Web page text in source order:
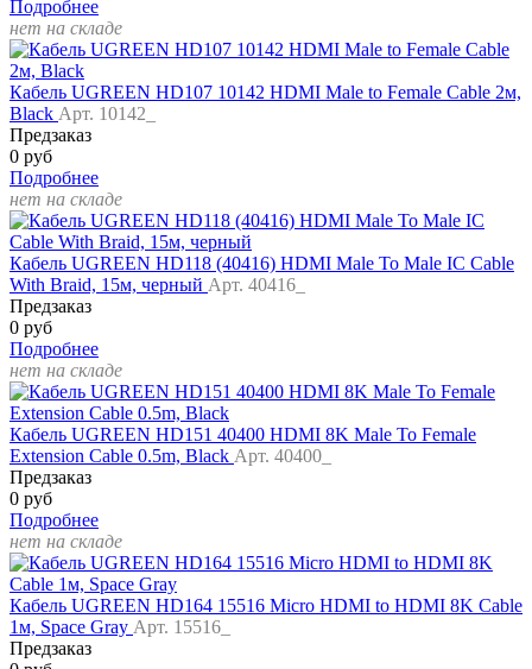
Подробнее
нет на складе
Кабель UGREEN HD107 10142 HDMI Male to Female Cable 2м,
Black Арт. 10142_
Предзаказ
0 руб
Подробнее
нет на складе
Кабель UGREEN HD118 (40416) HDMI Male To Male IC Cable
With Braid, 15м, черный Арт. 40416_
Предзаказ
0 руб
Подробнее
нет на складе
Кабель UGREEN HD151 40400 HDMI 8K Male To Female
Extension Cable 0.5m, Black Арт. 40400_
Предзаказ
0 руб
Подробнее
нет на складе
Кабель UGREEN HD164 15516 Micro HDMI to HDMI 8K Cable
1м, Space Gray Арт. 15516_
Предзаказ